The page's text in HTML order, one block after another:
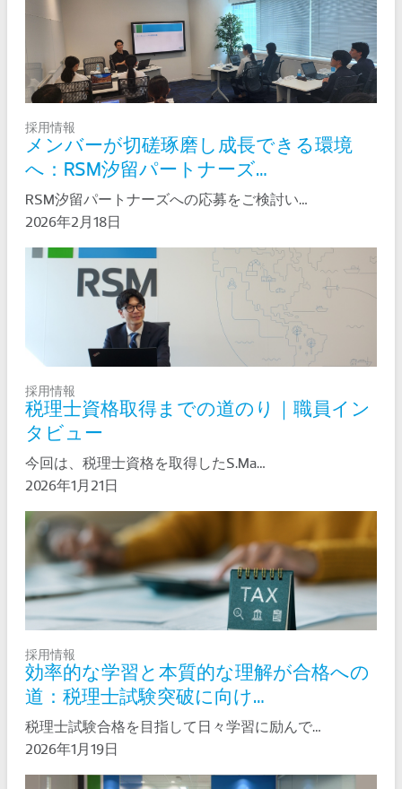
採用情報
メンバーが切磋琢磨し成長できる環境
へ：RSM汐留パートナーズ…
RSM汐留パートナーズへの応募をご検討い…
2026年2月18日
採用情報
税理士資格取得までの道のり｜職員イン
タビュー
今回は、税理士資格を取得したS.Ma…
2026年1月21日
採用情報
効率的な学習と本質的な理解が合格への
道：税理士試験突破に向け…
税理士試験合格を目指して日々学習に励んで…
2026年1月19日